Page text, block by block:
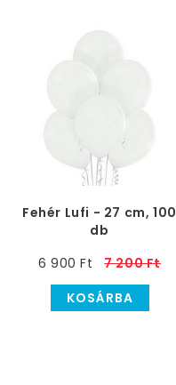
Fehér Lufi - 27 cm, 100
db
6 900 Ft
7 200 Ft
KOSÁRBA